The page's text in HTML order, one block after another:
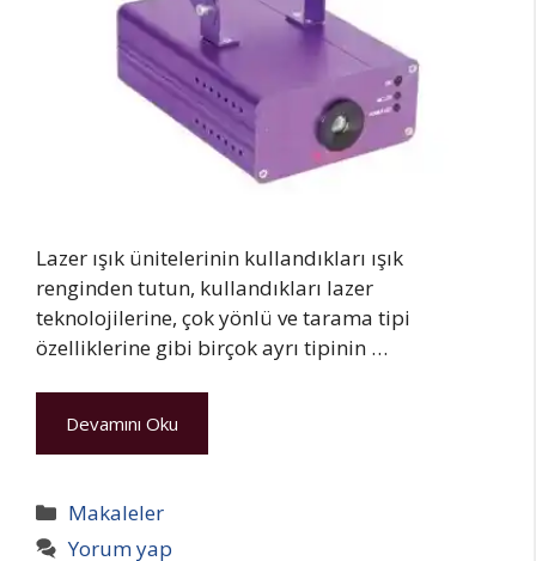
Lazer ışık ünitelerinin kullandıkları ışık
renginden tutun, kullandıkları lazer
teknolojilerine, çok yönlü ve tarama tipi
özelliklerine gibi birçok ayrı tipinin …
Devamını Oku
Kategoriler
Makaleler
Yorum yap